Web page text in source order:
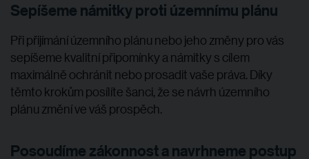
Sepíšeme námitky proti územnímu plánu
Při přijímání územního plánu nebo jeho změny pro vás
sepíšeme kvalitní připomínky a námitky s cílem
maximálně ochránit nebo prosadit vaše práva. Díky
těmto krokům posílíte šanci, že se návrh územního
plánu změní ve váš prospěch.
Posoudíme zákonnost a navrhneme postup